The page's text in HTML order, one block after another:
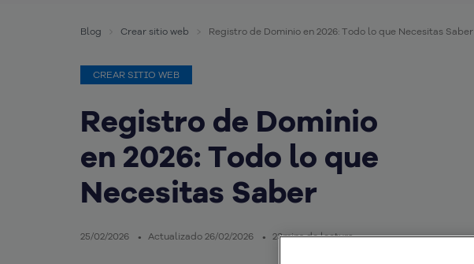
Blog Crear sitio web Registro de Dominio en 2026: Todo lo que Necesitas Saber
CREAR SITIO WEB
Registro de Dominio
en 2026: Todo lo que
Necesitas Saber
25/02/2026 Actualizado 26/02/2026 23mins de lectura